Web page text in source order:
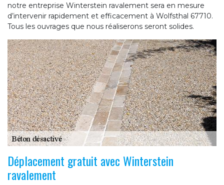
notre entreprise Winterstein ravalement sera en mesure
d’intervenir rapidement et efficacement à Wolfsthal 67710.
Tous les ouvrages que nous réaliserons seront solides.
Déplacement gratuit avec Winterstein
ravalement